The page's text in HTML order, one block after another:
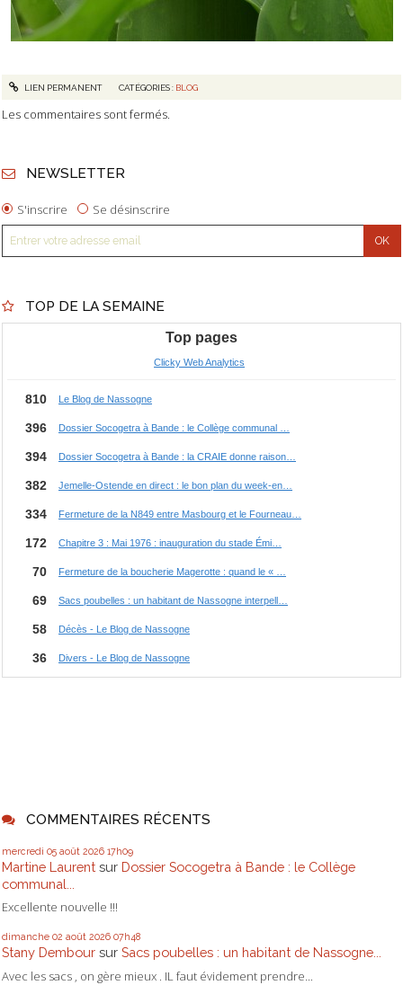
LIEN PERMANENT CATÉGORIES : BLOG
Les commentaires sont fermés.
NEWSLETTER
S'inscrire Se désinscrire
TOP DE LA SEMAINE
COMMENTAIRES RÉCENTS
mercredi 05 août 2026 17h09
Martine Laurent sur Dossier Socogetra à Bande : le Collège
communal...
Excellente nouvelle !!!
dimanche 02 août 2026 07h48
Stany Dembour sur Sacs poubelles : un habitant de Nassogne...
Avec les sacs , on gère mieux . IL faut évidement prendre...